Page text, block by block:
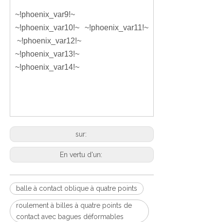
~!phoenix_var9!~
~!phoenix_var10!~ ~!phoenix_var11!~
~!phoenix_var12!~
~!phoenix_var13!~
~!phoenix_var14!~
sur:
En vertu d'un:
balle à contact oblique à quatre points
roulement à billes à quatre points de
contact avec bagues déformables